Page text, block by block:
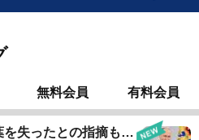
無料会員 有料会員
を失ったとの指摘も…